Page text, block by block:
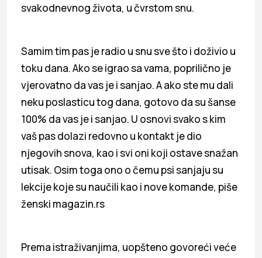
svakodnevnog života, u čvrstom snu.
Samim tim pas je radio u snu sve što i doživio u
toku dana. Ako se igrao sa vama, poprilično je
vjerovatno da vas je i sanjao. A ako ste mu dali
neku poslasticu tog dana, gotovo da su šanse
100% da vas je i sanjao. U osnovi svako s kim
vaš pas dolazi redovno u kontakt je dio
njegovih snova, kao i svi oni koji ostave snažan
utisak. Osim toga ono o čemu psi sanjaju su
lekcije koje su naučili kao i nove komande, piše
ženski magazin.rs
Prema istraživanjima, uopšteno govoreći veće